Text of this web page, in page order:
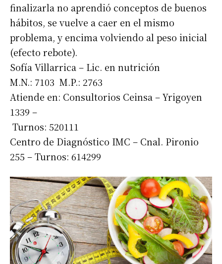
Número de teléfono
finalizarla no aprendió conceptos de buenos
hábitos, se vuelve a caer en el mismo
problema, y encima volviendo al peso inicial
(efecto rebote).
Sofía Villarrica – Lic. en nutrición
M.N.: 7103 M.P.: 2763
Atiende en: Consultorios Ceinsa – Yrigoyen
1339 –
Turnos: 520111
Centro de Diagnóstico IMC – Cnal. Pironio
255 – Turnos: 614299